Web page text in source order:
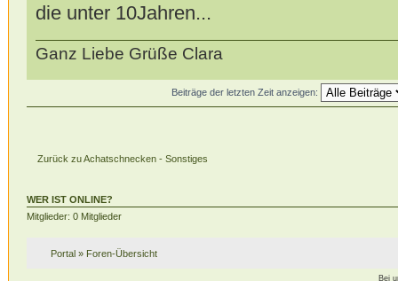
die unter 10Jahren...
Ganz Liebe Grüße Clara
Beiträge der letzten Zeit anzeigen:
Zurück zu Achatschnecken - Sonstiges
WER IST ONLINE?
Mitglieder: 0 Mitglieder
Portal» Foren-Übersicht
Bei